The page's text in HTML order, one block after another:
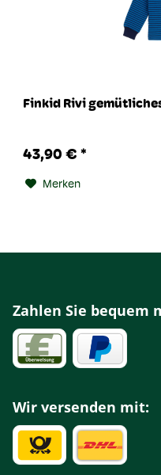
Finkid Rivi
43,90 € *
Merken
Zahlen Sie bequem
Wir versenden mit: